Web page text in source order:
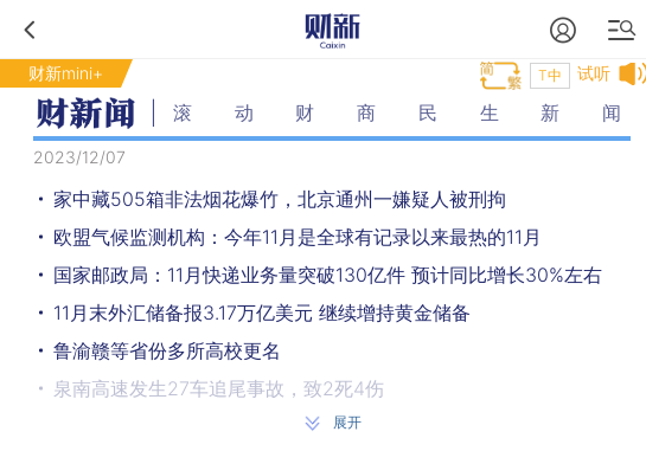
财新mini+ 试听
T中
滚动财商民生新闻
2023/12/07
家中藏505箱非法烟花爆竹，北京通州一嫌疑人被刑拘
欧盟气候监测机构：今年11月是全球有记录以来最热的11月
国家邮政局：11月快递业务量突破130亿件 预计同比增长30%左右
11月末外汇储备报3.17万亿美元 继续增持黄金储备
鲁渝赣等省份多所高校更名
泉南高速发生27车追尾事故，致2死4伤
11月出口同比由负转正至0.5% 小幅低于市场预期
展开